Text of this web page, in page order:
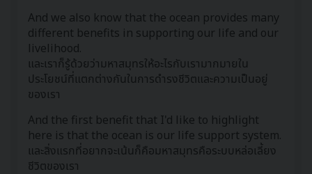
And we also know that the ocean provides many
different benefits in supporting our life and our
livelihood.
และเราก็รู้ด้วยว่ามหาสมุทรให้อะไรกับเรามากมายใน
ประโยชน์ที่แตกต่างกันในการดำรงชีวิตและความเป็นอยู่
ของเรา
And the first benefit that I'd like to highlight
here is that the ocean is our life support system.
และสิ่งแรกที่อยากจะเน้นก็คือมหาสมุทรคือระบบหล่อเลี้ยง
ชีวิตของเรา